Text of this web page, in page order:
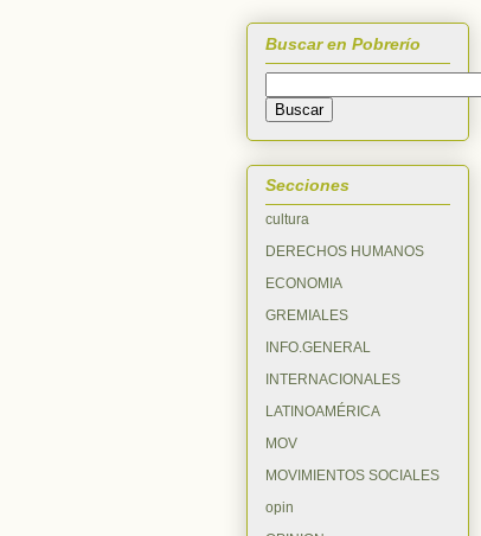
Buscar en Pobrerío
Secciones
cultura
DERECHOS HUMANOS
ECONOMIA
GREMIALES
INFO.GENERAL
INTERNACIONALES
LATINOAMÉRICA
MOV
MOVIMIENTOS SOCIALES
opin